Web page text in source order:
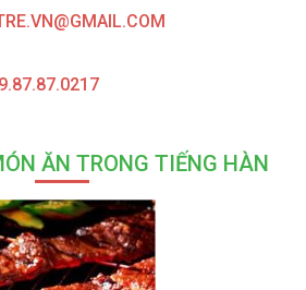
ĂN TRONG TIẾNG HÀN